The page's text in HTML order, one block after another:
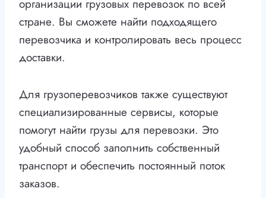
организации грузовых перевозок по всей
стране. Вы сможете найти подходящего
перевозчика и контролировать весь процесс
доставки.
Для грузоперевозчиков также существуют
специализированные сервисы, которые
помогут найти грузы для перевозки. Это
удобный способ заполнить собственный
транспорт и обеспечить постоянный поток
заказов.